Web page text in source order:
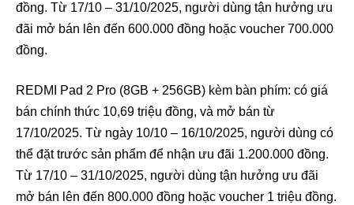
đồng. Từ 17/10 – 31/10/2025, người dùng tận hưởng ưu
đãi mở bán lên đến 600.000 đồng hoặc voucher 700.000
đồng.
REDMI Pad 2 Pro (8GB + 256GB) kèm bàn phím: có giá
bán chính thức 10,69 triệu đồng, và mở bán từ
17/10/2025. Từ ngày 10/10 – 16/10/2025, người dùng có
thể đặt trước sản phẩm để nhận ưu đãi 1.200.000 đồng.
Từ 17/10 – 31/10/2025, người dùng tận hưởng ưu đãi
mở bán lên đến 800.000 đồng hoặc voucher 1 triệu đồng.